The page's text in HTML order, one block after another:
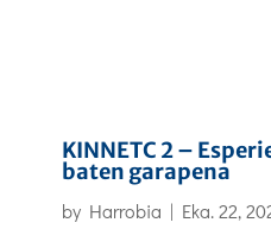
KINNETC 2 –
baten garapena
by Harrobia | Eka. 22,